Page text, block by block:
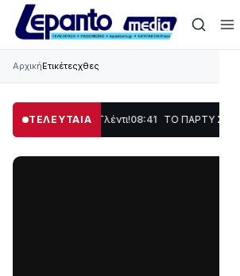
ΑρχικήΕτικέτεςχθες
ΤΕΛΕΥΤΑΙΑ
Χορός & Γλέντι!08:41 ΤΟ ΠΑΡΤΥ ΣΥΝΕΧΙΖΕΤΑΙ…